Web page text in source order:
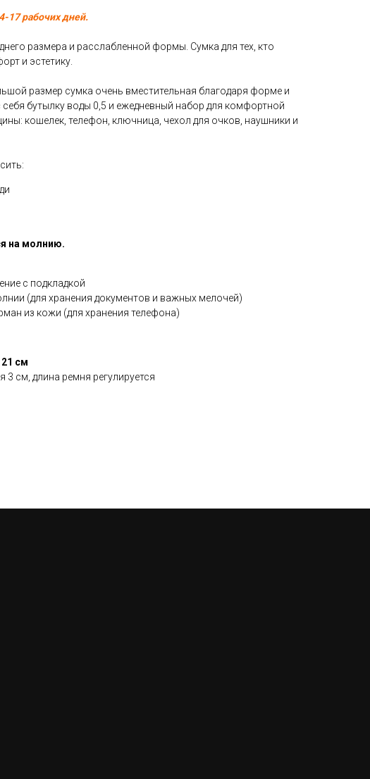
17 рабочих дней.
размера и расслабленной формы. Сумка для тех, кто
и эстетику.
размер сумка очень вместительная благодаря форме и
бутылку воды 0,5 и ежедневный набор для комфортной
кошелек, телефон, ключница, чехол для очков, наушники и
на молнию.
с подкладкой
(для хранения документов и важных мелочей)
из кожи (для хранения телефона)
21 см
3 см, длина ремня регулируется